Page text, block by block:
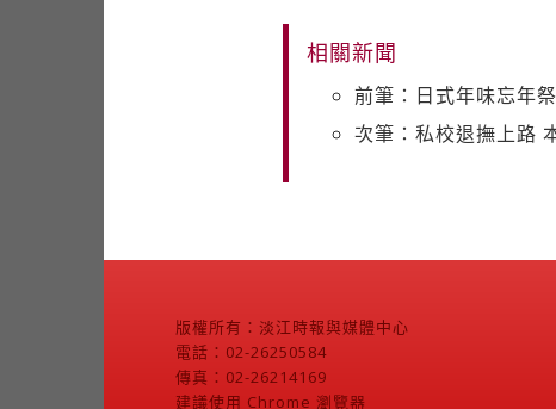
相關新聞
前筆：日式年味忘年
次筆：私校退撫上路
版權所有：淡江時報與媒體中心
電話：02-26250584
傳真：02-26214169
建議使用 Chrome 瀏覽器